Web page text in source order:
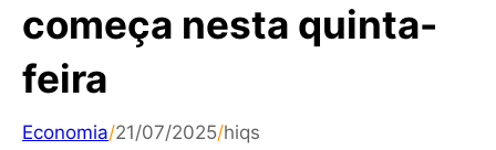
começa nesta quinta-
feira
Economia/21/07/2025/hiqs